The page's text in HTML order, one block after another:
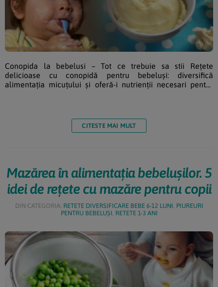
Conopida la bebelusi – Tot ce trebuie sa stii Rețete
delicioase cu conopidă pentru bebeluși: diversifică
alimentația micuțului și oferă-i nutrienții necesari pentru
excelentă care, în țara noastră, se cultivă anual. Are o
căpățâna comestibilă, albă, densă, frumoasă și gustoasă,
CITESTE MAI MULT
Mazărea în alimentația bebelușilor. 5
idei de rețete cu mazăre pentru copii
DIN CATEGORIA: RETETE DIVERSIFICARE BEBE 6-12 LUNI PIUREURI
PENTRU BEBELUȘI RETETE 1-3 ANI